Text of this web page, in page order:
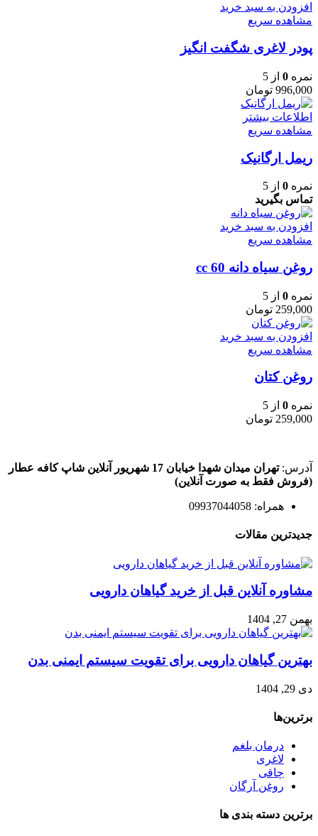
افزودن به سبد خرید
مشاهده سریع
پودر لاغری شگفت انگیز
نمره 0 از 5
996,000 تومان
اطلاعات بیشتر
مشاهده سریع
ریمل ارگانیک
نمره 0 از 5
تماس بگیرید
افزودن به سبد خرید
مشاهده سریع
روغن سیاه دانه 60 cc
نمره 0 از 5
259,000 تومان
افزودن به سبد خرید
مشاهده سریع
روغن کتان
نمره 0 از 5
259,000 تومان
آدرس:تهران میدان شهدا خیابان 17 شهریور آنلاین شاپ کافه عطار
(فروش فقط به صورت آنلاین)
همراه: 09937044058
جدیدترین مقالات
مشاوره آنلاین قبل از خرید گیاهان دارویی
بهمن 27, 1404
بهترین گیاهان دارویی برای تقویت سیستم ایمنی بدن
دی 29, 1404
برترین‌ها
درمان بلغم
لاغری
چاقی
روغن آرگان
برترین‌ دسته بندی ها